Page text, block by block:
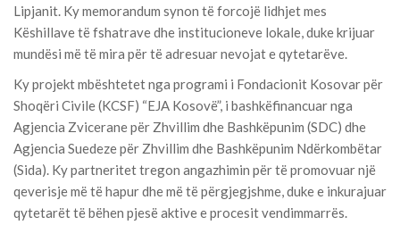
Lipjanit. Ky memorandum synon të forcojë lidhjet mes
Këshillave të fshatrave dhe institucioneve lokale, duke krijuar
mundësi më të mira për të adresuar nevojat e qytetarëve.
Ky projekt mbështetet nga programi i Fondacionit Kosovar për
Shoqëri Civile (KCSF) “EJA Kosovë”, i bashkëfinancuar nga
Agjencia Zvicerane për Zhvillim dhe Bashkëpunim (SDC) dhe
Agjencia Suedeze për Zhvillim dhe Bashkëpunim Ndërkombëtar
(Sida). Ky partneritet tregon angazhimin për të promovuar një
qeverisje më të hapur dhe më të përgjegjshme, duke e inkurajuar
qytetarët të bëhen pjesë aktive e procesit vendimmarrës.